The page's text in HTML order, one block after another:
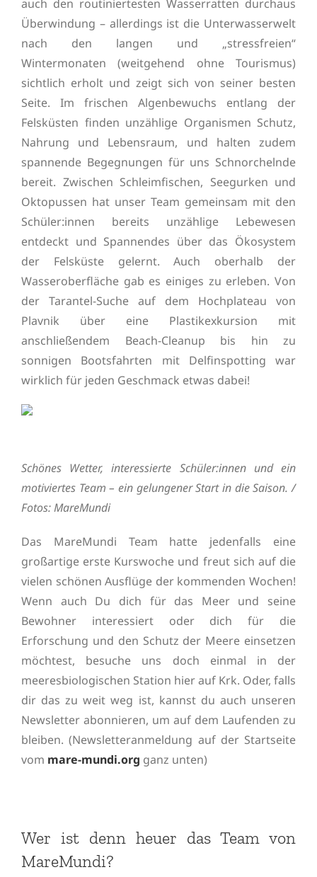
auch den routiniertesten Wasserratten durchaus
Überwindung – allerdings ist die Unterwasserwelt
nach den langen und „stressfreien“
Wintermonaten (weitgehend ohne Tourismus)
sichtlich erholt und zeigt sich von seiner besten
Seite. Im frischen Algenbewuchs entlang der
Felsküsten finden unzählige Organismen Schutz,
Nahrung und Lebensraum, und halten zudem
spannende Begegnungen für uns Schnorchelnde
bereit. Zwischen Schleimfischen, Seegurken und
Oktopussen hat unser Team gemeinsam mit den
Schüler:innen bereits unzählige Lebewesen
entdeckt und Spannendes über das Ökosystem
der Felsküste gelernt. Auch oberhalb der
Wasseroberfläche gab es einiges zu erleben. Von
der Tarantel-Suche auf dem Hochplateau von
Plavnik über eine Plastikexkursion mit
anschließendem Beach-Cleanup bis hin zu
sonnigen Bootsfahrten mit Delfinspotting war
wirklich für jeden Geschmack etwas dabei!
Schönes Wetter, interessierte Schüler:innen und ein
motiviertes Team – ein gelungener Start in die Saison. /
Fotos: MareMundi
Das MareMundi Team hatte jedenfalls eine
großartige erste Kurswoche und freut sich auf die
vielen schönen Ausflüge der kommenden Wochen!
Wenn auch Du dich für das Meer und seine
Bewohner interessiert oder dich für die
Erforschung und den Schutz der Meere einsetzen
möchtest, besuche uns doch einmal in der
meeresbiologischen Station hier auf Krk. Oder, falls
dir das zu weit weg ist, kannst du auch unseren
Newsletter abonnieren, um auf dem Laufenden zu
bleiben. (Newsletteranmeldung auf der Startseite
vom mare-mundi.org ganz unten)
Wer ist denn heuer das Team von
MareMundi?